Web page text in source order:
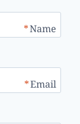
Name
*
Email
*